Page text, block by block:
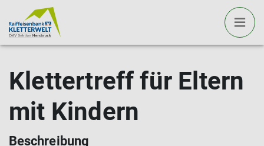
Klettertreff für Eltern
mit Kindern
Beschreibung